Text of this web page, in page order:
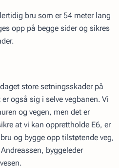
bru som er 54 meter lang
opp på begge sider og sikres
store setningsskader på
også sig i selve vegbanen. Vi
og vegen, men det er
at vi kan opprettholde E6, er
og bygge opp tilstøtende veg,
byggeleder